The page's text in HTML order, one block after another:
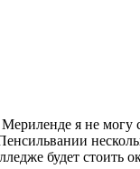
я не могу
будет